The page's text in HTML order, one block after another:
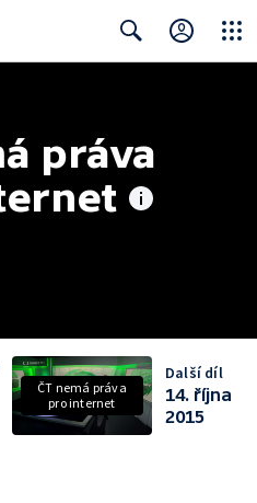
práva
ČT nemá práva
pro internet
Další díl
14. října
2015